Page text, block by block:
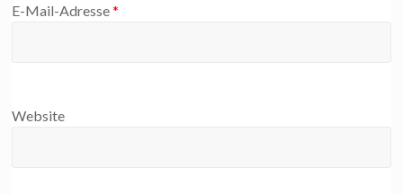
E-Mail-Adresse*
Website